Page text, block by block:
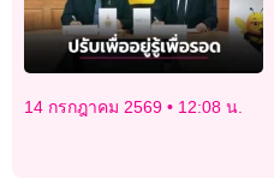
14 กรกฎาคม 2569 12:08 น.